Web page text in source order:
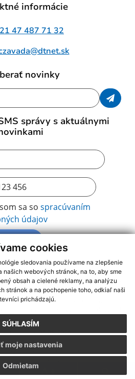
cookies
sledovania používame na zlepšenie
webových stránok, na to, aby sme
obsah a cielené reklamy, na analýzu
stránok a na pochopenie toho, odkiaľ naši
prichádzajú.
SÚHLASÍM
Odmietam
moje nastavenia
informácie
47 487 71 32
novinky
správy s aktuálnymi
sa so spracúvaním
údajov
aktuálnych informácií s využitím RSS
ECHELON 2,Mapa stránok,web
s.r.o.,domény
03.08.2026
|Vyhlásenie o prístupnosti